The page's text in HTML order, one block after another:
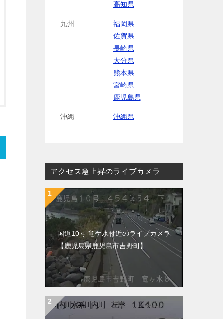
高知県
九州
福岡県
佐賀県
長崎県
大分県
熊本県
宮崎県
鹿児島県
沖縄 沖縄県
アクセス急上昇のライブカメラ
国道10号 竜ケ水付近のライブカメラ
【鹿児島県鹿児島市吉野町】